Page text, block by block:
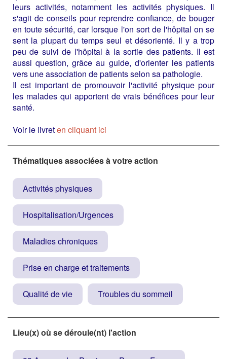
leurs activités, notamment les activités physiques. Il
s'agit de conseils pour reprendre confiance, de bouger
en toute sécurité, car lorsque l'on sort de l'hôpital on se
sent la plupart du temps seul et désorienté. Il y a trop
peu de suivi de l'hôpital à la sortie des patients. Il est
aussi question, grâce au guide, d'orienter les patients
vers une association de patients selon sa pathologie.
Il est important de promouvoir l'activité physique pour
les malades qui apportent de vrais bénéfices pour leur
santé.
Voir le livreten cliquant ici
Thématiques associées à votre action
Activités physiques
Hospitalisation/Urgences
Maladies chroniques
Prise en charge et traitements
Qualité de vie Troubles du sommeil
Lieu(x) où se déroule(nt) l'action